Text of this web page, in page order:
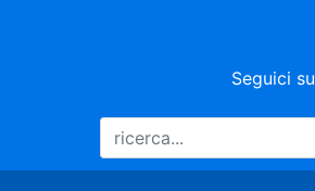
Seguici su